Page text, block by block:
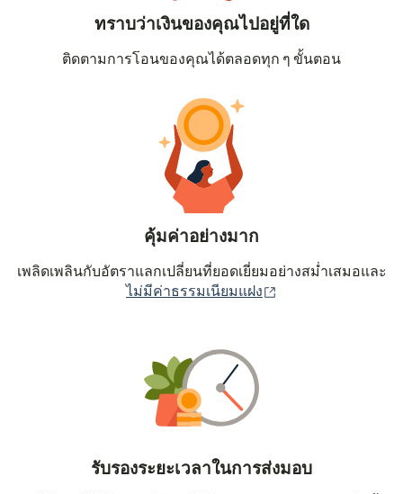
ทราบว่าเงินของคุณไปอยู่ที่ใด
ติดตามการโอนของคุณได้ตลอดทุก ๆ ขั้นตอน
คุ้มค่าอย่างมาก
เพลิดเพลินกับอัตราแลกเปลี่ยนที่ยอดเยี่ยมอย่างสม่ำเสมอและ
ไม่มีค่าธรรมเนียมแฝง
รับรองระยะเวลาในการส่งมอบ